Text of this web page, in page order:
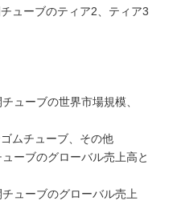
ーブのティア2、ティア3
ーブの世界市場規模、
ムチューブ、その他
ーブのグローバル売上高と
ューブのグローバル売上